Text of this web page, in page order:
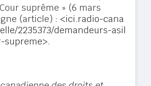
suprême » (6 mars
(article) : <ici.radio-cana
2235373/demandeurs-asil
supreme>.